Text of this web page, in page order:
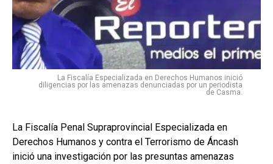
La Fiscalía Especializada en Derechos Humanos inició
diligencias por las amenazas denunciadas por un periodista
de Casma.
La Fiscalía Penal Supraprovincial Especializada en
Derechos Humanos y contra el Terrorismo de Áncash
inició una investigación por las presuntas amenazas